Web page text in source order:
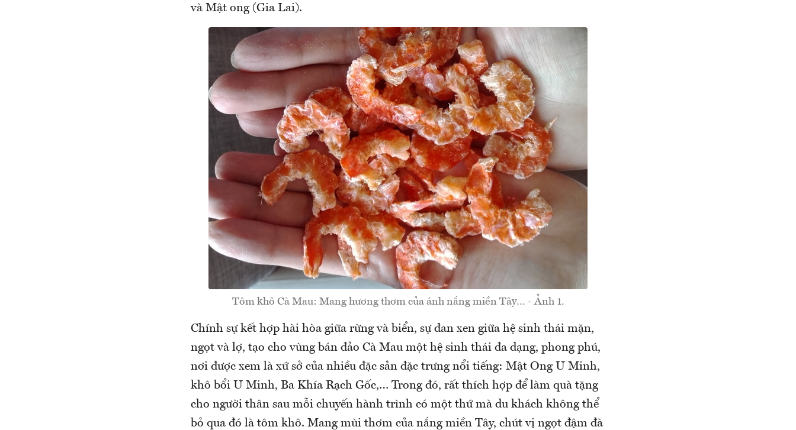
và Mật ong (Gia Lai).
Tôm khô Cà Mau: Mang hương thơm của ánh nắng miền Tây… - Ảnh 1.
Chính sự kết hợp hài hòa giữa rừng và biển, sự đan xen giữa hệ sinh thái mặn,
ngọt và lợ, tạo cho vùng bán đảo Cà Mau một hệ sinh thái đa dạng, phong phú,
nơi được xem là xứ sở của nhiều đặc sản đặc trưng nổi tiếng: Mật Ong U Minh,
khô bổi U Minh, Ba Khía Rạch Gốc,… Trong đó, rất thích hợp để làm quà tặng
cho người thân sau mỗi chuyến hành trình có một thứ mà du khách không thể
bỏ qua đó là tôm khô. Mang mùi thơm của nắng miền Tây, chút vị ngọt đậm đà